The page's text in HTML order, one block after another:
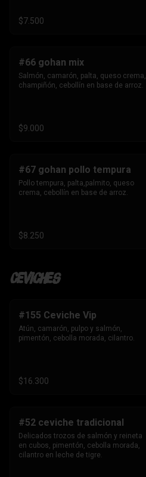
$7.500
#66 gohan mix
Salmón, camarón, palta, queso crema,
champiñón, cebollín en base de arroz.
$9.000
#67 gohan pollo tempura
Pollo tempura, palta,palmito, queso
crema, cebollín en base de arroz.
$8.250
Ceviches
#155 Ceviche Vip
Atún, camarón, pulpo y salmón,
pimentón, cebolla morada, cilantro.
$16.300
#52 ceviche tradicional
Delicados trozos de salmón y reineta
en cubos, pimentón, cebolla morada,
cilantro en leche de tigre.